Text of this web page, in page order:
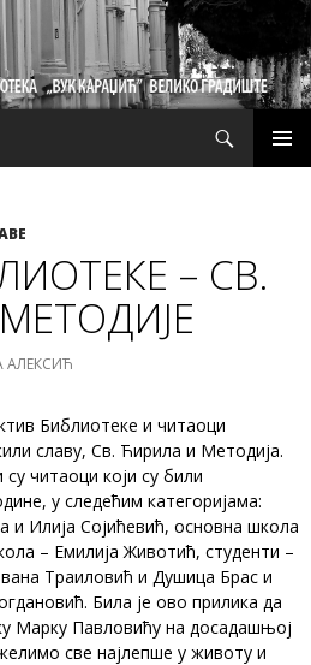
– СВ.
Библиотеке и читаоци
славу, Св. Ћирила и Методија.
читаоци који су били
у следећим категоријама:
и Илија Сојићевић, основна школа
– Емилија Животић, студенти –
Траиловић и Душица Брас и
Била је ово прилика да
Марку Павловићу на досадашњој
све најлепше у животу и